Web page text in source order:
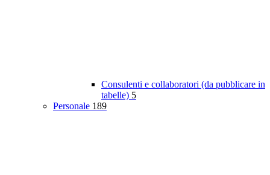
Consulenti e collaboratori (da pubblicare in
tabelle) 5
Personale 189